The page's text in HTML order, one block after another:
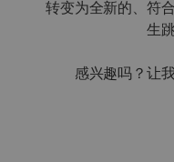
转变为全新的、符
生
感兴趣吗？让